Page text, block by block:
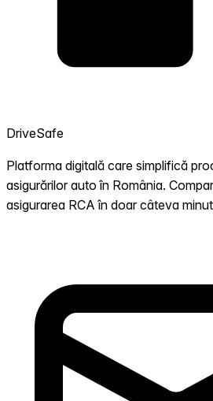
DriveSafe
Platforma digitală care simplifică
asigurărilor auto în România.
asigurarea RCA în doar câteva